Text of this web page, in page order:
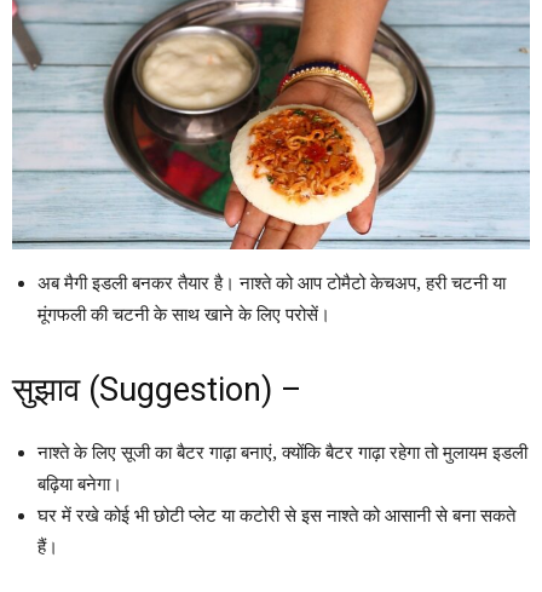
अब मैगी इडली बनकर तैयार है। नाश्ते को आप टोमैटो केचअप, हरी चटनी या
मूंगफली की चटनी के साथ खाने के लिए परोसें।
सुझाव (Suggestion) –
नाश्ते के लिए सूजी का बैटर गाढ़ा बनाएं, क्योंकि बैटर गाढ़ा रहेगा तो मुलायम इडली
बढ़िया बनेगा।
घर में रखे कोई भी छोटी प्लेट या कटोरी से इस नाश्ते को आसानी से बना सकते
हैं।